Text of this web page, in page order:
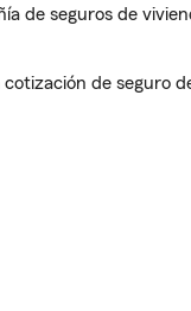
de seguros de
de seguro